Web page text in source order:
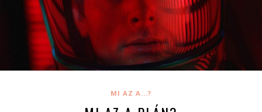
MI AZ A...?